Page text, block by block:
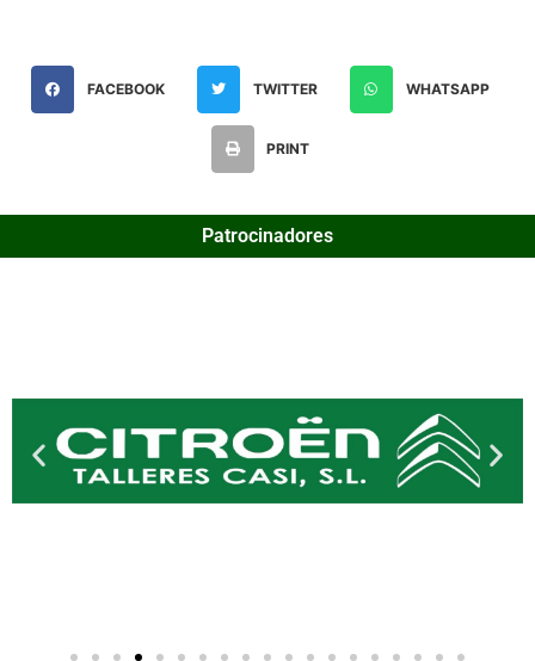
FACEBOOK TWITTER WHATSAPP
PRINT
Patrocinadores